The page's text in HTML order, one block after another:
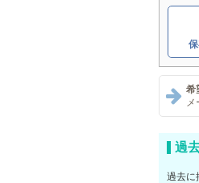
希
メ
過
過去に